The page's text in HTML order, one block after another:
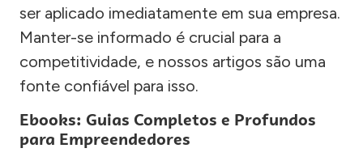
ser aplicado imediatamente em sua empresa.
Manter-se informado é crucial para a
competitividade, e nossos artigos são uma
fonte confiável para isso.
Ebooks: Guias Completos e Profundos
para Empreendedores